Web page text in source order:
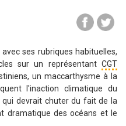
avec ses rubriques habituelles,
sur un représentant CGT
un maccarthysme à la
l'inaction climatique du
devrait chuter du fait de la
dramatique des océans et le